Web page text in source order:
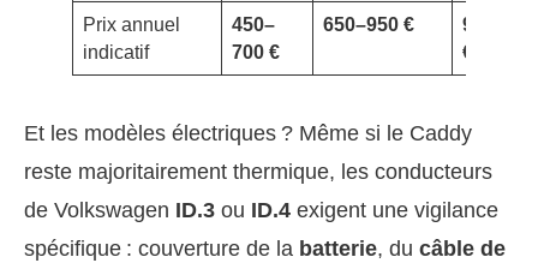
Prix annuel
indicatif
450–
700 €
650–950 €
900–1
€
Et les modèles électriques ? Même si le Caddy
reste majoritairement thermique, les conducteurs
de Volkswagen ID.3 ou ID.4 exigent une vigilance
spécifique : couverture de la batterie, du câble de